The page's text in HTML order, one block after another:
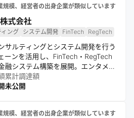
規模、経営者の出身企業が類似しています
式会社
ィング システム開発 FinTech RegTech
サルティングとシステム開発を行う
ーンを活用し、FinTech・RegTech
融システム構築を展開。エンタメ領
ィサービスも提供し、コンサルティ
て事業成長を支援する。
累計調達額
未公開
規模、経営者の出身企業が類似しています